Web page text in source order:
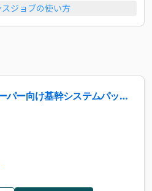
ジョブの使い方
パー向け基幹システムパッケ